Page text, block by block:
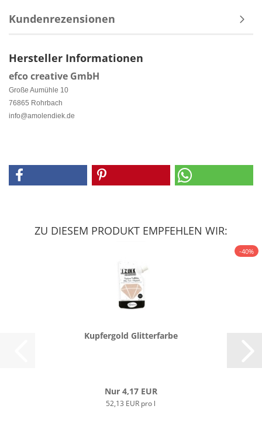
Kundenrezensionen
Hersteller Informationen
efco creative GmbH
Große Aumühle 10
76865 Rohrbach
info@amolendiek.de
ZU DIESEM PRODUKT EMPFEHLEN WIR:
-40%
Kup­fer­gold Glit­ter­far­be
Nur 4,17 EUR
52,13 EUR pro l